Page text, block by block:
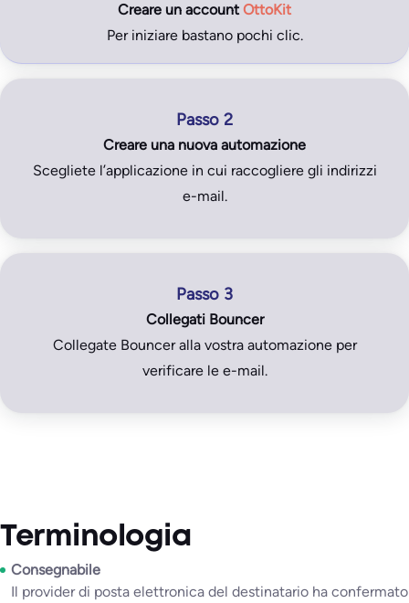
Creare un account OttoKit
Per iniziare bastano pochi clic.
Passo 2
Creare una nuova automazione
Scegliete l’applicazione in cui raccogliere gli indirizzi
e-mail.
Passo 3
Collegati Bouncer
Collegate Bouncer alla vostra automazione per
verificare le e-mail.
Terminologia
Consegnabile
Il provider di posta elettronica del destinatario ha confermato